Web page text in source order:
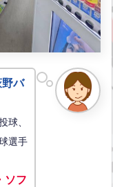
野バ
球、
選手
ソフ